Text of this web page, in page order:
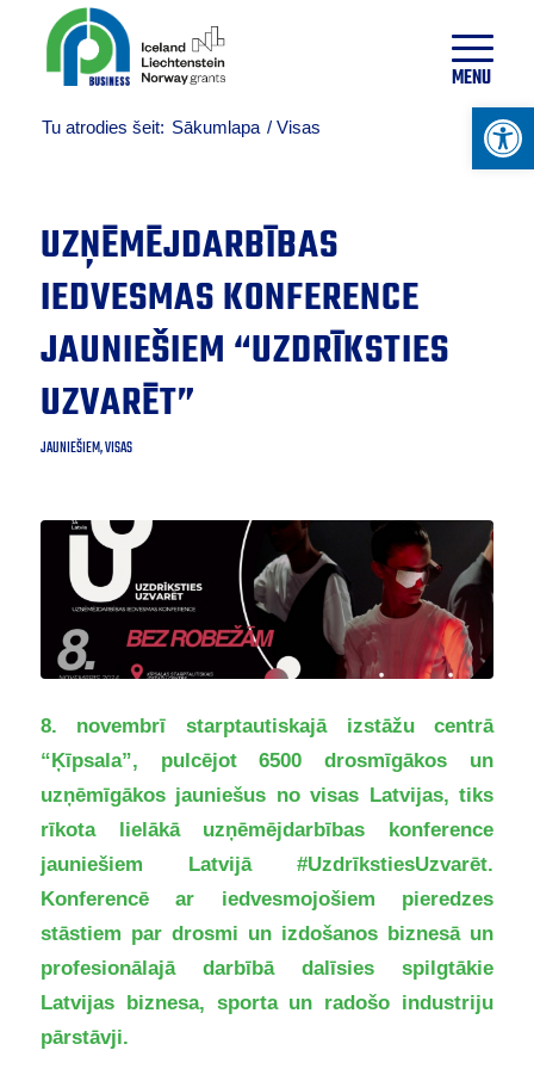
MENU
Tu atrodies šeit: Sākumlapa / Visas
UZŅĒMĒJDARBĪBAS
IEDVESMAS KONFERENCE
JAUNIEŠIEM “UZDRĪKSTIES
UZVARĒT”
JAUNIEŠIEM,VISAS
8. novembrī starptautiskajā izstāžu centrā
“Ķīpsala”, pulcējot 6500 drosmīgākos un
uzņēmīgākos jauniešus no visas Latvijas, tiks
rīkota lielākā uzņēmējdarbības konference
jauniešiem Latvijā #UzdrīkstiesUzvarēt.
Konferencē ar iedvesmojošiem pieredzes
stāstiem par drosmi un izdošanos biznesā un
profesionālajā darbībā dalīsies spilgtākie
Latvijas biznesa, sporta un radošo industriju
pārstāvji.